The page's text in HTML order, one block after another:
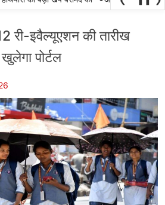
री-इवैल्यूएशन की तारीख
पोर्टल